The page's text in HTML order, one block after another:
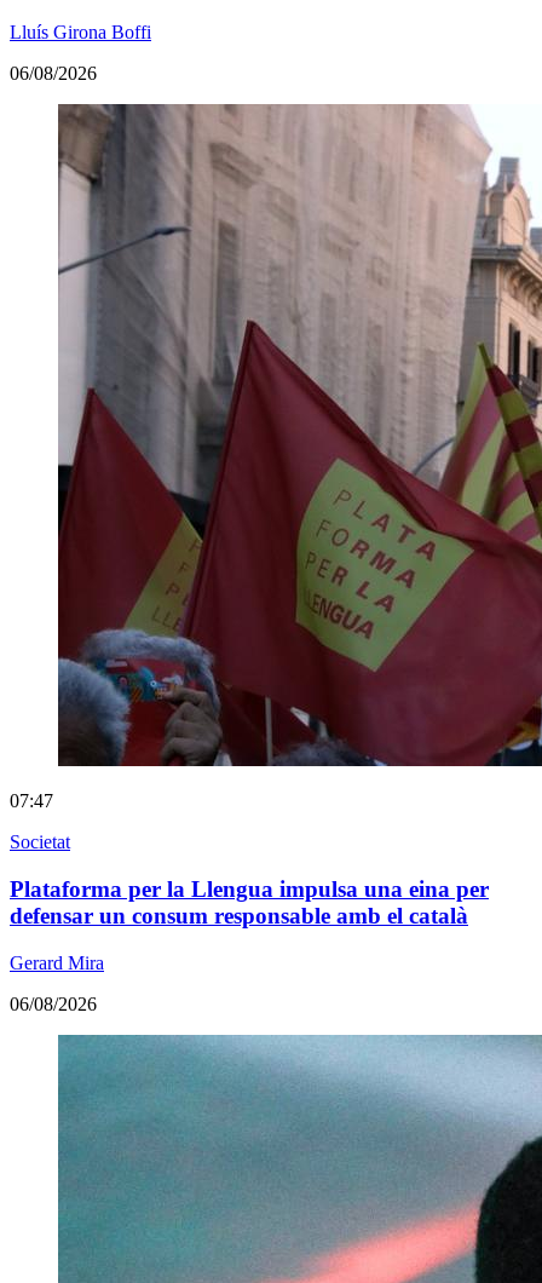
Lluís Girona Boffi
06/08/2026
07:47
Societat
Plataforma per la Llengua impulsa una eina per
defensar un consum responsable amb el català
Gerard Mira
06/08/2026